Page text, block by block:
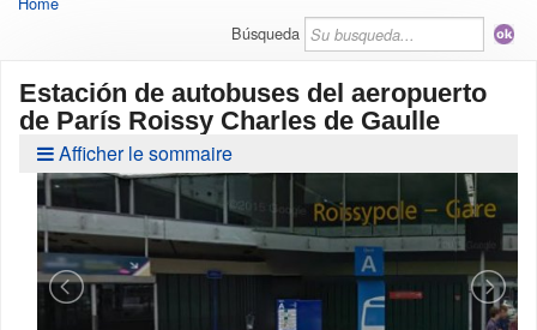
Búsqueda
Estación de autobuses del aeropuerto
de París Roissy Charles de Gaulle
Afficher le sommaire